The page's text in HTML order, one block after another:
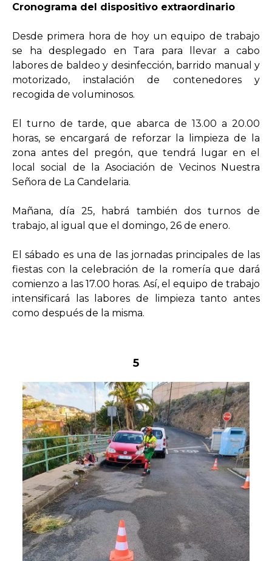
Cronograma del dispositivo extraordinario
Desde primera hora de hoy un equipo de trabajo
se ha desplegado en Tara para llevar a cabo
labores de baldeo y desinfección, barrido manual y
motorizado, instalación de contenedores y
recogida de voluminosos.
El turno de tarde, que abarca de 13.00 a 20.00
horas, se encargará de reforzar la limpieza de la
zona antes del pregón, que tendrá lugar en el
local social de la Asociación de Vecinos Nuestra
Señora de La Candelaria.
Mañana, día 25, habrá también dos turnos de
trabajo, al igual que el domingo, 26 de enero.
El sábado es una de las jornadas principales de las
fiestas con la celebración de la romería que dará
comienzo a las 17.00 horas. Así, el equipo de trabajo
intensificará las labores de limpieza tanto antes
como después de la misma.
5